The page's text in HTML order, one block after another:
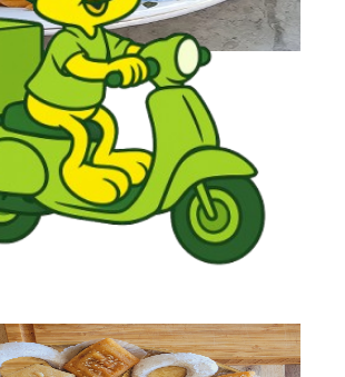
tomate à l espadon